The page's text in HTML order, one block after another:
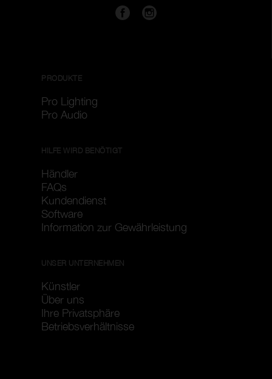
PRODUKTE
Pro Lighting
Pro Audio
HILFE WIRD BENÖTIGT
Händler
FAQs
Kundendienst
Software
Information zur Gewährleistung
UNSER UNTERNEHMEN
Künstler
Über uns
Ihre Privatsphäre
Betriebsverhältnisse